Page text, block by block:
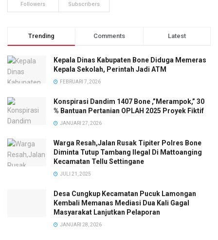
Followers Subscribers
Trending Comments Latest
Kepala Dinas Kabupaten Bone Diduga Memeras
Kepala Sekolah, Perintah Jadi ATM
FEBRUARI 7, 2026
Konspirasi Dandim 1407 Bone ,”Merampok,” 30
% Bantuan Pertanian OPLAH 2025 Proyek Fiktif
JANUARI 27, 2026
Warga Resah,Jalan Rusak Tipiter Polres Bone
Diminta Tutup Tambang Ilegal Di Mattoanging
Kecamatan Tellu Settingane
JULI 21, 2025
Desa Cungkup Kecamatan Pucuk Lamongan
Kembali Memanas Mediasi Dua Kali Gagal
Masyarakat Lanjutkan Pelaporan
JANUARI 28, 2026